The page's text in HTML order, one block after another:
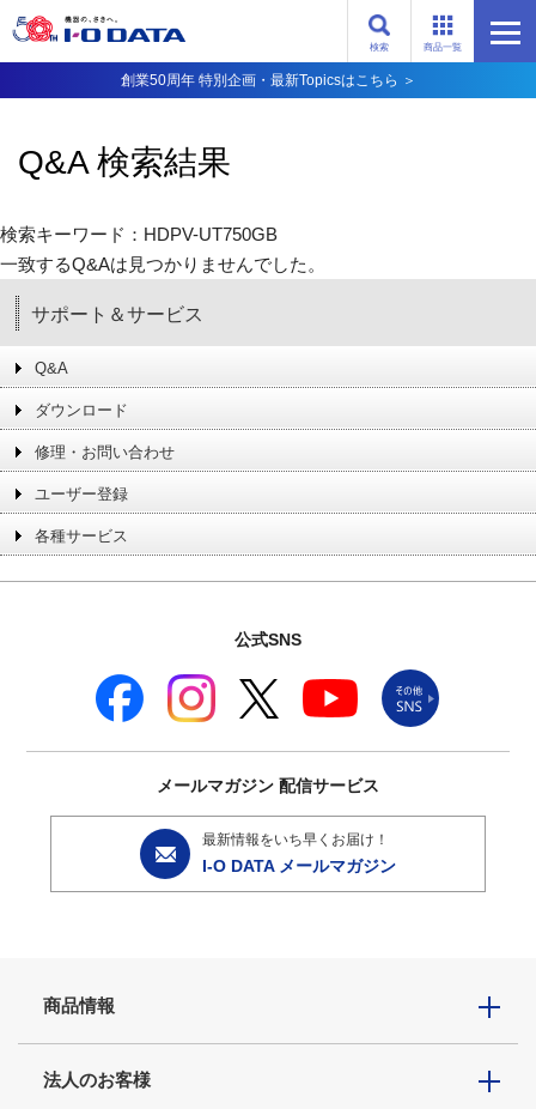
商品一覧
検索
創業50周年 特別企画・最新Topicsはこちら ＞
Q&A 検索結果
検索キーワード：HDPV-UT750GB
一致するQ&Aは見つかりませんでした。
サポート＆サービス
Q&A
ダウンロード
修理・お問い合わせ
ユーザー登録
各種サービス
公式SNS
メールマガジン 配信サービス
最新情報をいち早くお届け！
I-O DATA メールマガジン
商品情報
法人のお客様